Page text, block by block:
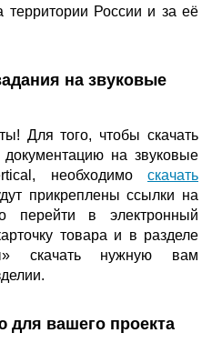
территории России и за её
на звуковые
Для того, чтобы скачать
на звуковые
необходимо скачать
прикреплены ссылки на
перейти в электронный
товара и в разделе
скачать нужную вам
для вашего проекта